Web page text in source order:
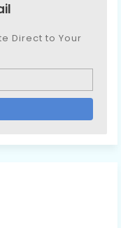
Direct to Your